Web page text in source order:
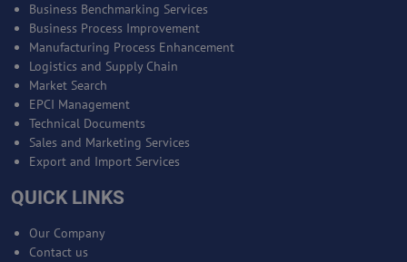
Business Benchmarking Services
Business Process Improvement
Manufacturing Process Enhancement
Logistics and Supply Chain
Market Search
EPCI Management
Technical Documents
Sales and Marketing Services
Export and Import Services
QUICK LINKS
Our Company
Contact us